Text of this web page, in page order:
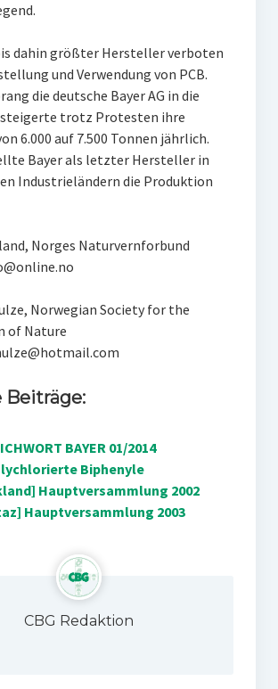
dahin größter Hersteller verboten
und Verwendung von PCB.
die deutsche Bayer AG in die
steigerte trotz Protesten ihre
6.000 auf 7.500 Tonnen jährlich.
Bayer als letzter Hersteller in
Industrieländern die Produktion
Norges Naturvernforbund
Norwegian Society for the
of Nature
Beiträge:
BAYER 01/2014
Biphenyle
Hauptversammlung 2002
Hauptversammlung 2003
CBG Redaktion